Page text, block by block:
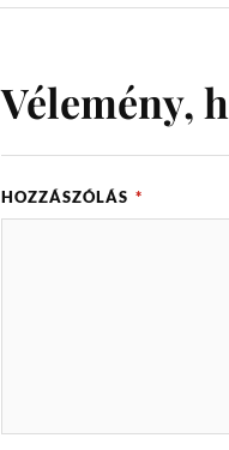
Vélemény,
HOZZÁSZÓLÁS *